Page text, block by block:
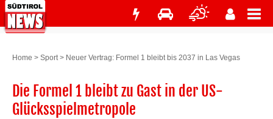
Home > Sport> Neuer Vertrag: Formel 1 bleibt bis 2037 in Las Vegas
Die Formel 1 bleibt zu Gast in der US-
Glücksspielmetropole